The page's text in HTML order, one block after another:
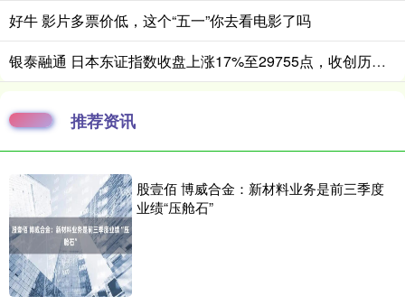
好牛 影片多票价低，这个“五一”你去看电影了吗
银泰融通 日本东证指数收盘上涨17%至29755点，收创历史新高
推荐资讯
股壹佰 博威合金：新材料业务是前三季度
业绩“压舱石”